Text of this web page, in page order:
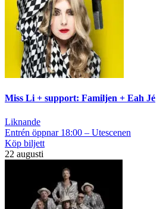
Miss Li + support: Familjen + Eah Jé
Liknande
Entrén öppnar 18:00 – Utescenen
Köp biljett
22 augusti